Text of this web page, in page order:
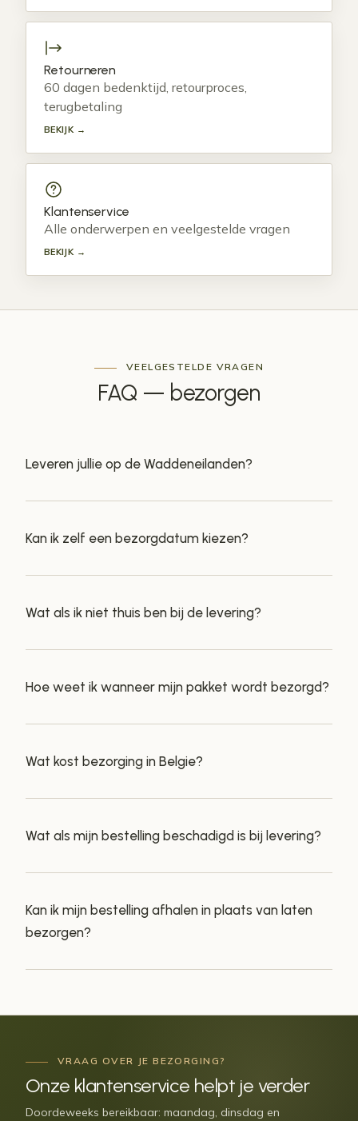
Retourneren
60 dagen bedenktijd, retourproces,
terugbetaling
BEKIJK →
Klantenservice
Alle onderwerpen en veelgestelde vragen
BEKIJK →
VEELGESTELDE VRAGEN
FAQ — bezorgen
Leveren jullie op de Waddeneilanden?
Kan ik zelf een bezorgdatum kiezen?
Wat als ik niet thuis ben bij de levering?
Hoe weet ik wanneer mijn pakket wordt bezorgd?
Wat kost bezorging in Belgie?
Wat als mijn bestelling beschadigd is bij levering?
Kan ik mijn bestelling afhalen in plaats van laten
bezorgen?
VRAAG OVER JE BEZORGING?
Onze klantenservice helpt je verder
Doordeweeks bereikbaar: maandag, dinsdag en